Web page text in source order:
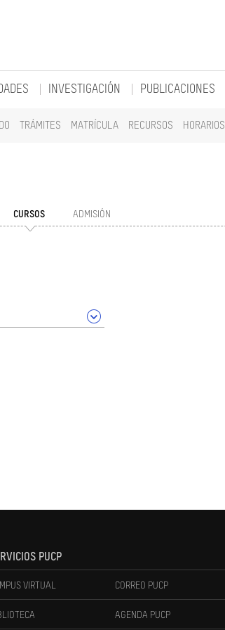
TRÁMITES MATRÍCULA RECURSOS HORARIOS
INVESTIGACIÓN PUBLICACIONES
CURSOS ADMISIÓN
PUCP
VIRTUAL CORREO PUCP
AGENDA PUCP